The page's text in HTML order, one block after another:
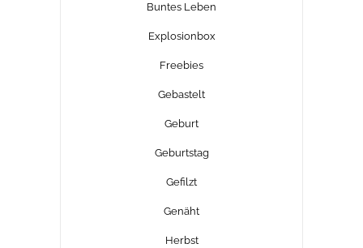
Buntes Leben
Explosionbox
Freebies
Gebastelt
Geburt
Geburtstag
Gefilzt
Genäht
Herbst